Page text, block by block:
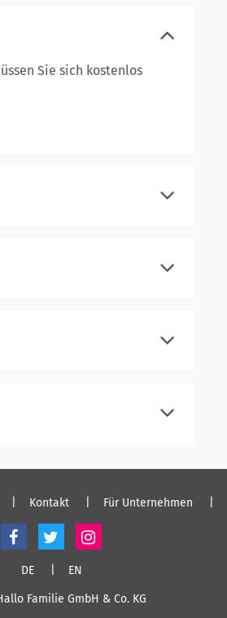
Sie sich kostenlos
Kontakt Für Unternehmen
DE EN
Familie GmbH & Co. KG